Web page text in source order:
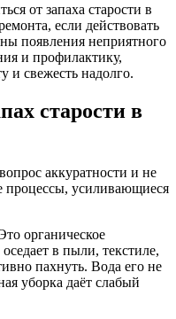
от запаха старости в
если действовать
появления неприятного
и профилактику,
и свежесть надолго.
старости в
аккуратности и не
усиливающиеся
органическое
в пыли, текстиле,
пахнуть. Вода его не
уборка даёт слабый